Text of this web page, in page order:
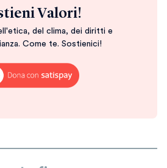
Valori!
del clima, dei diritti e
Come te. Sostienici!